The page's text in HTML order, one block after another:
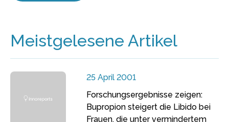
Meistgelesene Artikel
25 April 2001
Forschungsergebnisse zeigen:
Bupropion steigert die Libido bei
Frauen, die unter vermindertem